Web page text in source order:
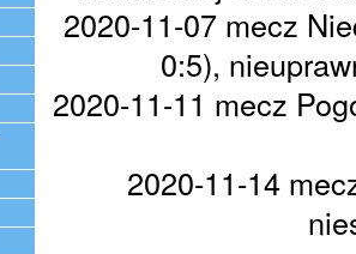
2020-11-07 mecz
0:5),
2020-11-11 mecz
2020-11-14